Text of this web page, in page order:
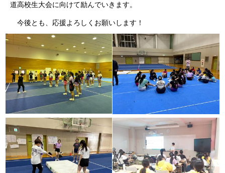
道高校生大会に向けて励んでいきます。
今後とも、応援よろしくお願いします！